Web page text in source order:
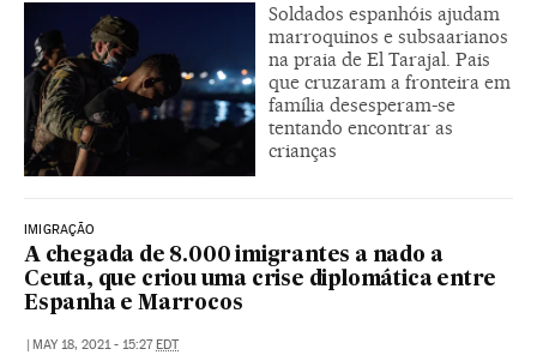
Soldados espanhóis ajudam
marroquinos e subsaarianos
na praia de El Tarajal. Pais
que cruzaram a fronteira em
família desesperam-se
tentando encontrar as
crianças
IMIGRAÇÃO
A chegada de 8.000 imigrantes a nado a
Ceuta, que criou uma crise diplomática entre
Espanha e Marrocos
| MAY 18, 2021 - 15:27EDT